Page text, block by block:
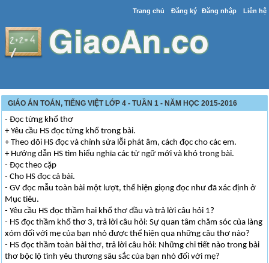
Trang chủ Đăng ký Đăng nhập Liên hệ
GIÁO ÁN TOÁN, TIẾNG VIỆT LỚP 4 - TUẦN 1 - NĂM HỌC 2015-2016
- Đọc từng khổ thơ
+ Yêu cầu HS đọc từng khổ trong bài.
+ Theo dõi HS đọc và chỉnh sửa lỗi phát âm, cách đọc cho các em.
+ Hướng dẫn HS tìm hiểu nghĩa các từ ngữ mới và khó trong bài.
- Đọc theo cặp
- Cho HS đọc cả bài.
- GV đọc mẫu toàn bài một lượt, thể hiện giọng đọc như đã xác định ở
Mục tiêu.
- Yêu cầu HS đọc thầm hai khổ thơ đầu và trả lời câu hỏi 1?
- HS đọc thầm khổ thơ 3, trả lời câu hỏi: Sự quan tâm chăm sóc của làng
xóm đối với mẹ của bạn nhỏ được thể hiện qua những câu thơ nào?
- HS đọc thầm toàn bài thơ, trả lời câu hỏi: Những chi tiết nào trong bài
thơ bộc lộ tình yêu thương sâu sắc của bạn nhỏ đối với mẹ?